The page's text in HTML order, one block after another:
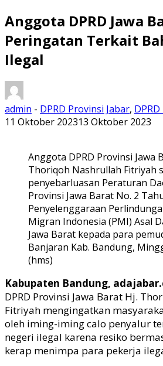
Anggota DPRD Jawa
Peringatan Terkait
Ilegal
admin - DPRD Provinsi Jabar,
11 Oktober 202313 Oktober 2023
Anggota DPRD Provinsi Jawa
Thoriqoh Nashrullah Fitriyah
penyebarluasan Peraturan
Provinsi Jawa Barat No. 2
Penyelenggaraan
Migran Indonesia (PMI) Asal
Jawa Barat kepada para
Banjaran Kab. Bandung,
(hms)
Kabupaten Bandung,
DPRD Provinsi Jawa Barat Hj.
Fitriyah mengingatkan
oleh iming-iming calo penyalur
negeri ilegal karena resiko
kerap menimpa para pekerja